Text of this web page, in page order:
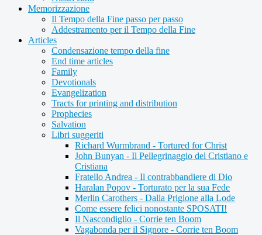
Memorizzazione
Il Tempo della Fine passo per passo
Addestramento per il Tempo della Fine
Articles
Condensazione tempo della fine
End time articles
Family
Devotionals
Evangelization
Tracts for printing and distribution
Prophecies
Salvation
Libri suggeriti
Richard Wurmbrand - Tortured for Christ
John Bunyan - Il Pellegrinaggio del Cristiano e
Cristiana
Fratello Andrea - Il contrabbandiere di Dio
Haralan Popov - Torturato per la sua Fede
Merlin Carothers - Dalla Prigione alla Lode
Come essere felici nonostante SPOSATI!
Il Nascondiglio - Corrie ten Boom
Vagabonda per il Signore - Corrie ten Boom